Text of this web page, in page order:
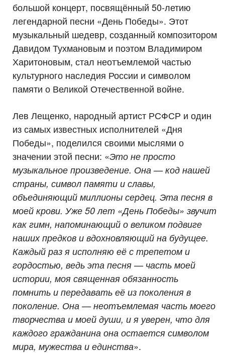
большой концерт, посвящённый 50-летию
легендарной песни «День Победы». Этот
музыкальный шедевр, созданный композитором
Давидом Тухмановым и поэтом Владимиром
Харитоновым, стал неотъемлемой частью
культурного наследия России и символом
памяти о Великой Отечественной войне.
Лев Лещенко, народный артист РСФСР и один
из самых известных исполнителей «Дня
Победы», поделился своими мыслями о
значении этой песни: «Это не просто
музыкальное произведение. Она — код нашей
страны, символ памяти и славы,
объединяющий миллионы сердец. Эта песня в
моей крови. Уже 50 лет «День Победы» звучит
как гимн, напоминающий о великом подвиге
наших предков и вдохновляющий на будущее.
Каждый раз я исполняю её с трепетом и
гордостью, ведь эта песня — часть моей
истории, моя священная обязанность
помнить и передавать её из поколения в
поколение. Она — неотъемлемая часть моего
творчества и моей души, и я уверен, что для
каждого гражданина она остается символом
мира, мужества и единства».